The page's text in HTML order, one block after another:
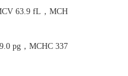
63.9 fL，MCH
pg，MCHC 337